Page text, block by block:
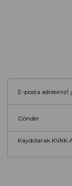
Gönder
Kaydolarak KVKK